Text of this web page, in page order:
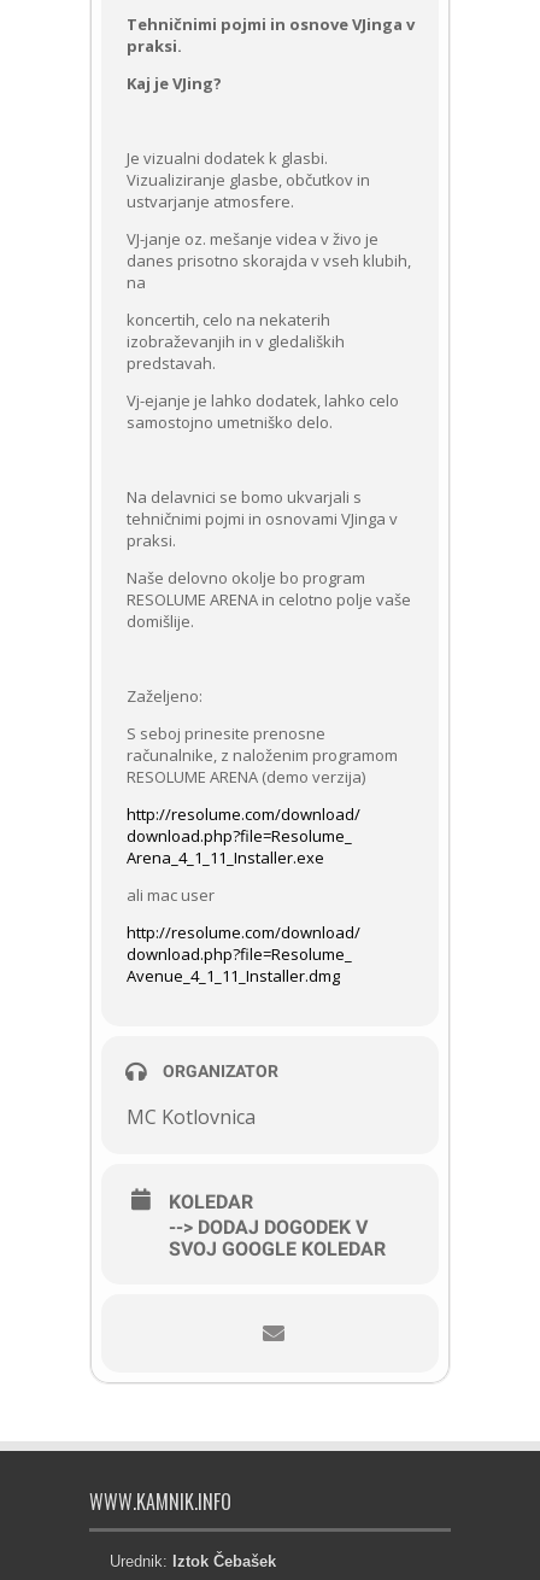
Tehničnimi pojmi in osnove VJinga v
praksi.
Kaj je VJing?
Je vizualni dodatek k glasbi.
Vizualiziranje glasbe, občutkov in
ustvarjanje atmosfere.
VJ-janje oz. mešanje videa v živo je
danes prisotno skorajda v vseh klubih,
na
koncertih, celo na nekaterih
izobraževanjih in v gledaliških
predstavah.
Vj-ejanje je lahko dodatek, lahko celo
samostojno umetniško delo.
Na delavnici se bomo ukvarjali s
tehničnimi pojmi in osnovami VJinga v
praksi.
Naše delovno okolje bo program
RESOLUME ARENA in celotno polje vaše
domišlije.
Zaželjeno:
S seboj prinesite prenosne
računalnike, z naloženim programom
RESOLUME ARENA (demo verzija)
http://resolume.com/download/
download.php?file=Resolume_
Arena_4_1_11_Installer.exe
ali mac user
http://resolume.com/download/
download.php?file=Resolume_
Avenue_4_1_11_Installer.dmg
ORGANIZATOR
MC Kotlovnica
KOLEDAR
--> DODAJ DOGODEK V
SVOJ GOOGLE KOLEDAR
WWW.KAMNIK.INFO
Urednik: Iztok Čebašek